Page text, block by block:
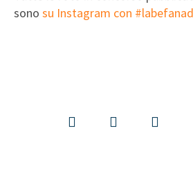
sono su Instagram con